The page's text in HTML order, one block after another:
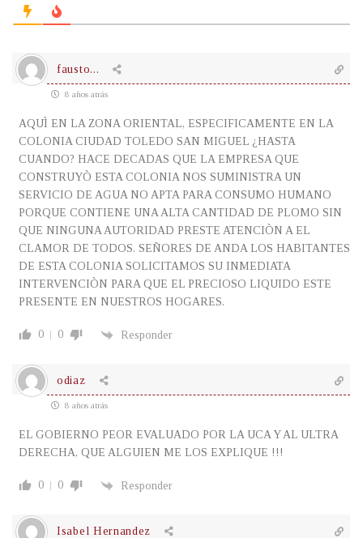
fausto...
8 años atrás
AQUÌ EN LA ZONA ORIENTAL, ESPECIFICAMENTE EN LA
COLONIA CIUDAD TOLEDO SAN MIGUEL ¿HASTA
CUANDO? HACE DECADAS QUE LA EMPRESA QUE
CONSTRUYÒ ESTA COLONIA NOS SUMINISTRA UN
SERVICIO DE AGUA NO APTA PARA CONSUMO HUMANO
PORQUE CONTIENE UNA ALTA CANTIDAD DE PLOMO SIN
QUE NINGUNA AUTORIDAD PRESTE ATENCIÒN A EL
CLAMOR DE TODOS. SEÑORES DE ANDA LOS HABITANTES
DE ESTA COLONIA SOLICITAMOS SU INMEDIATA
INTERVENCIÒN PARA QUE EL PRECIOSO LIQUIDO ESTE
PRESENTE EN NUESTROS HOGARES.
0 0 Responder
odiaz
8 años atrás
EL GOBIERNO PEOR EVALUADO POR LA UCA Y AL ULTRA
DERECHA, QUE ALGUIEN ME LOS EXPLIQUE !!!
0 0 Responder
Isabel Hernandez